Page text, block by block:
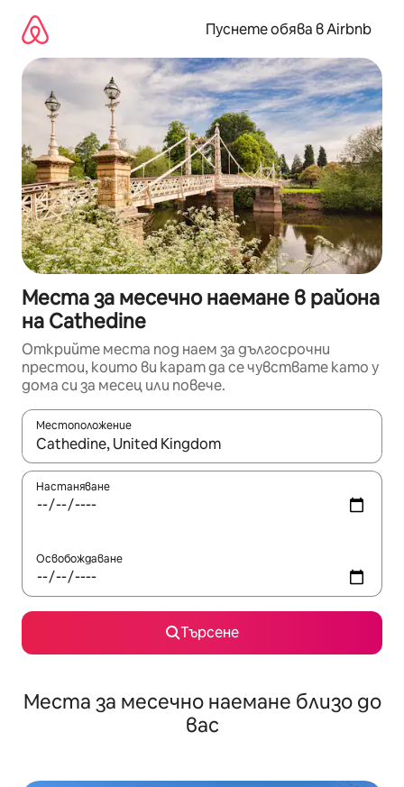
съдържанието
Пуснете обява в Airbnb
Места за месечно наемане в района
на Cathedine
Открийте места под наем за дългосрочни
престои, които ви карат да се чувствате като у
дома си за месец или повече.
Местоположение
Когато резултатите се покажат, използвайте
Настаняване
Освобождаване
Търсене
Места за месечно наемане близо до
вас